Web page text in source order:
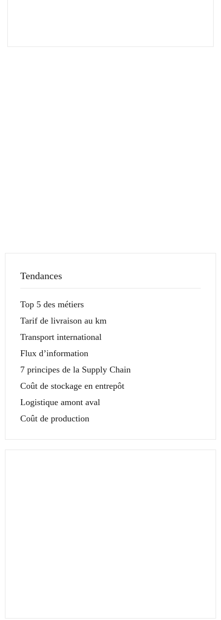
Tendances
Top 5 des métiers
Tarif de livraison au km
Transport international
Flux d’information
7 principes de la Supply Chain
Coût de stockage en entrepôt
Logistique amont aval
Coût de production